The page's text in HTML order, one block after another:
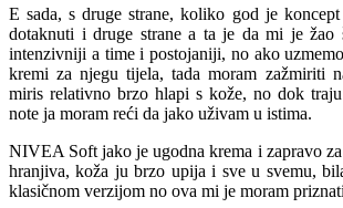
E sada, s druge strane, koliko god je
dotaknuti i druge strane a ta je da mi je žao
intenzivniji a time i postojaniji, no ako
kremi za njegu tijela, tada moram zažmiriti
miris relativno brzo hlapi s kože, no dok
note ja moram reći da jako uživam u istima.
NIVEA Soft jako je ugodna krema i zapravo
hranjiva, koža ju brzo upija i sve u svemu,
klasičnom verzijom no ova mi je moram